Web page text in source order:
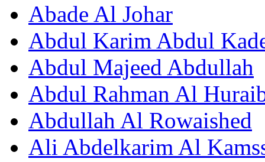
Abade Al Johar
Abdul Karim Abdul
Abdul Majeed Abdullah
Abdul Rahman Al
Abdullah Al Rowaished
Ali Abdelkarim Al